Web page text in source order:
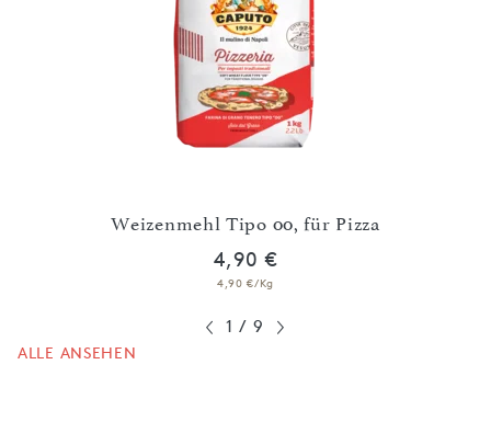
Weizenmehl Tipo 00, für Pizza
4,90 €
4,90 €/Kg
1 / 9
ALLE ANSEHEN